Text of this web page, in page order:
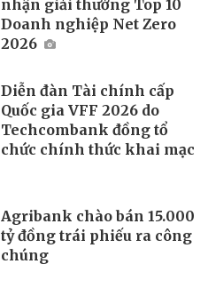
nhận giải thưởng Top 10
Doanh nghiệp Net Zero
2026
Diễn đàn Tài chính cấp
Quốc gia VFF 2026 do
Techcombank đồng tổ
chức chính thức khai mạc
Agribank chào bán 15.000
tỷ đồng trái phiếu ra công
chúng